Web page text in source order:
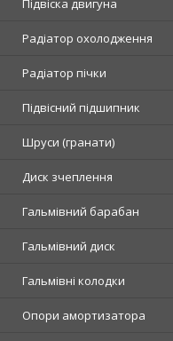
Підвіска двигуна
Радіатор охолодження
Радіатор пічки
Підвісний підшипник
Шруси (гранати)
Диск зчеплення
Гальмівний барабан
Гальмівний диск
Гальмівні колодки
Опори амортизатора